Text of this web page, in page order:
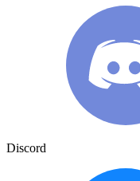
Discord